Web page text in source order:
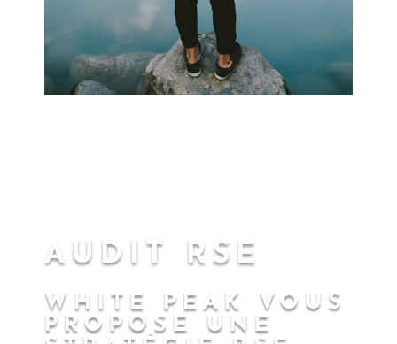
AUDIT RSE
WHITE PEAK VOUS
PROPOSE UNE